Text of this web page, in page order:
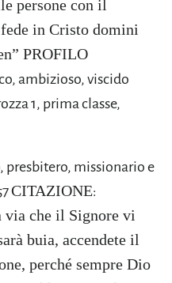
persone con il
in Cristo domini
PROFILO
ambizioso, viscido
1, prima classe,
presbitero, missionario e
CITAZIONE:
che il Signore vi
buia, accendete il
perché sempre Dio